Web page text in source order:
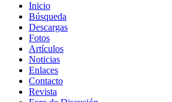
Inicio
Búsqueda
Descargas
Fotos
Artículos
Noticias
Enlaces
Contacto
Revista